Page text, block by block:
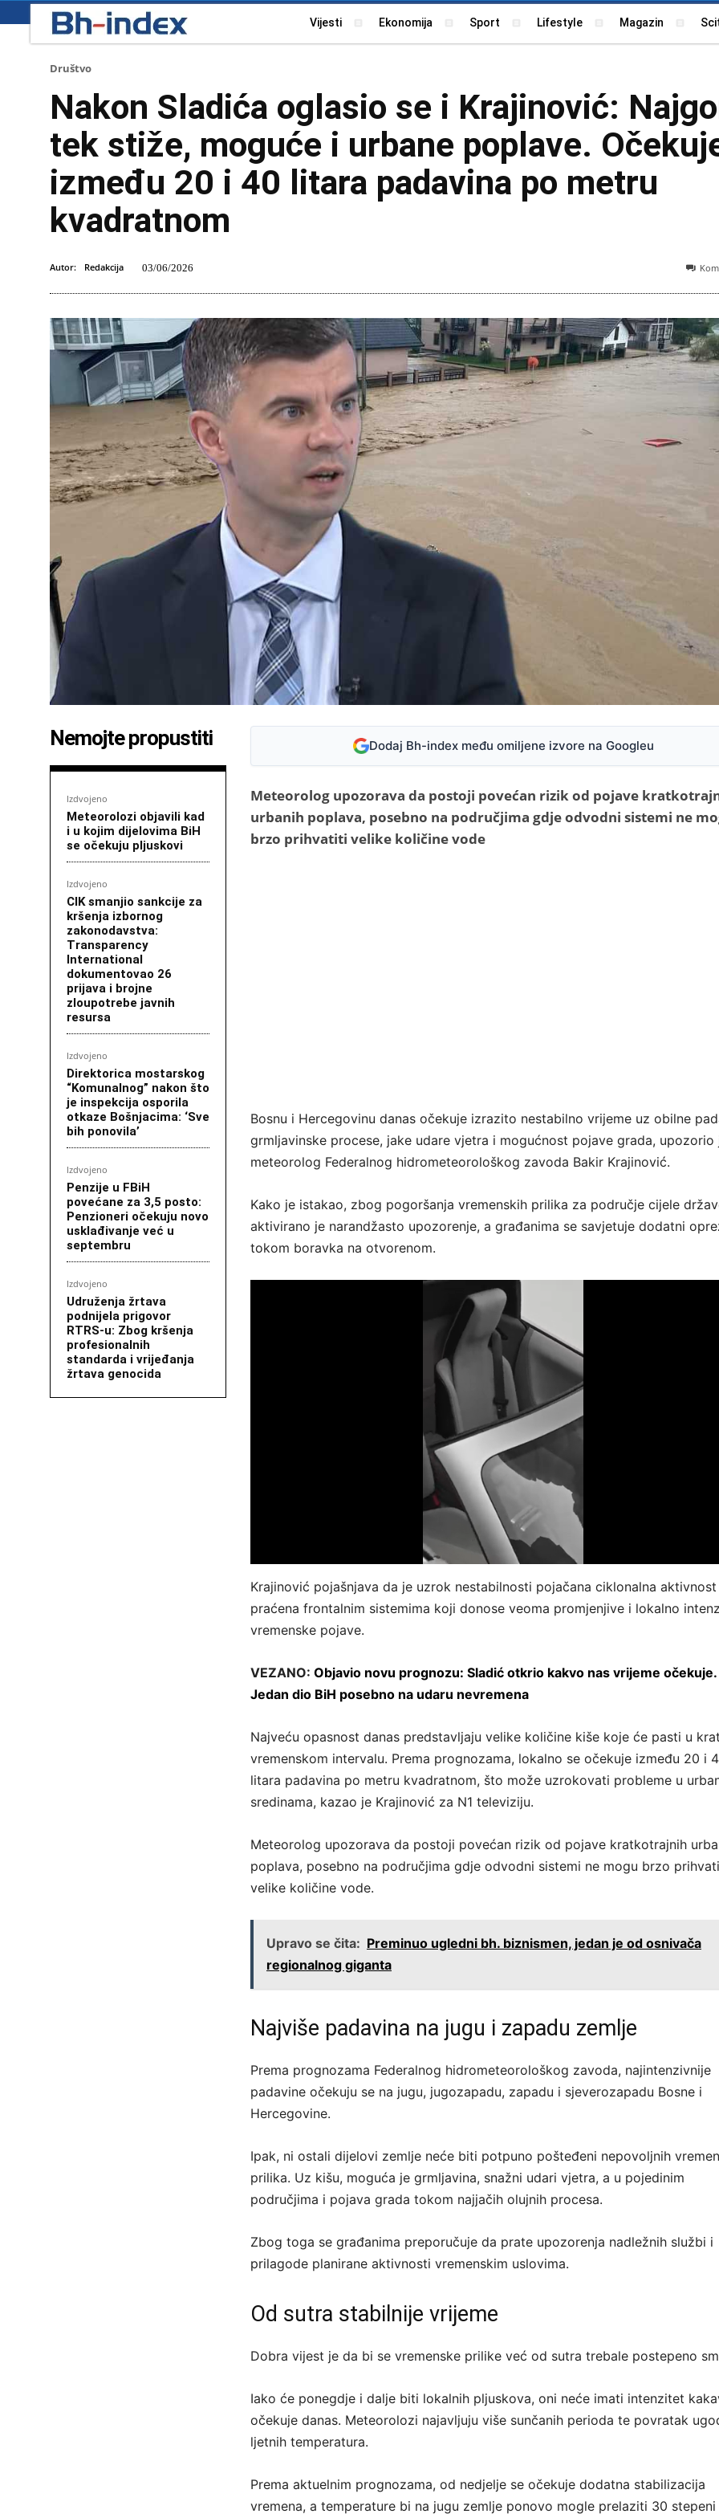
Vijesti Ekonomija Sport Lifestyle Magazin
Društvo
Nakon Sladića oglasio se i Krajinović:
tek stiže, moguće i urbane poplave.
između 20 i 40 litara padavina po metru
kvadratnom
Autor: Redakcija 03/06/2026
Nemojte propustiti
Izdvojeno
Meteorolozi objavili kad
i u kojim dijelovima BiH
se očekuju pljuskovi
Izdvojeno
CIK smanjio sankcije za
kršenja izbornog
zakonodavstva:
Transparency
International
dokumentovao 26
prijava i brojne
zloupotrebe javnih
resursa
Izdvojeno
Direktorica mostarskog
“Komunalnog” nakon što
je inspekcija osporila
otkaze Bošnjacima: ‘Sve
bih ponovila’
Izdvojeno
Penzije u FBiH
povećane za 3,5 posto:
Penzioneri očekuju novo
usklađivanje već u
septembru
Izdvojeno
Udruženja žrtava
podnijela prigovor
RTRS-u: Zbog kršenja
profesionalnih
standarda i vrijeđanja
žrtava genocida
Dodaj Bh-index među omiljene izvore na Googleu
Meteorolog upozorava da postoji povećan rizik od pojave
urbanih poplava, posebno na područjima gdje odvodni sistemi ne
brzo prihvatiti velike količine vode
Bosnu i Hercegovinu danas očekuje izrazito nestabilno vrijeme uz obilne
grmljavinske procese, jake udare vjetra i mogućnost pojave grada, upozorio
meteorolog Federalnog hidrometeorološkog zavoda Bakir Krajinović.
Kako je istakao, zbog pogoršanja vremenskih prilika za područje cijele
aktivirano je narandžasto upozorenje, a građanima se savjetuje dodatni
tokom boravka na otvorenom.
Krajinović pojašnjava da je uzrok nestabilnosti pojačana ciklonalna aktivnost
praćena frontalnim sistemima koji donose veoma promjenjive i lokalno
vremenske pojave.
VEZANO: Objavio novu prognozu: Sladić otkrio kakvo nas vrijeme očekuje.
Jedan dio BiH posebno na udaru nevremena
Najveću opasnost danas predstavljaju velike količine kiše koje će pasti u
vremenskom intervalu. Prema prognozama, lokalno se očekuje između 20 i
litara padavina po metru kvadratnom, što može uzrokovati probleme u
sredinama, kazao je Krajinović za N1 televiziju.
Meteorolog upozorava da postoji povećan rizik od pojave kratkotrajnih
poplava, posebno na područjima gdje odvodni sistemi ne mogu brzo
velike količine vode.
Upravo se čita: Preminuo ugledni bh. biznismen, jedan je od osnivača
regionalnog giganta
Najviše padavina na jugu i zapadu zemlje
Prema prognozama Federalnog hidrometeorološkog zavoda, najintenzivnije
padavine očekuju se na jugu, jugozapadu, zapadu i sjeverozapadu Bosne i
Hercegovine.
Ipak, ni ostali dijelovi zemlje neće biti potpuno pošteđeni nepovoljnih
prilika. Uz kišu, moguća je grmljavina, snažni udari vjetra, a u pojedinim
područjima i pojava grada tokom najjačih olujnih procesa.
Zbog toga se građanima preporučuje da prate upozorenja nadležnih službi i
prilagode planirane aktivnosti vremenskim uslovima.
Od sutra stabilnije vrijeme
Dobra vijest je da bi se vremenske prilike već od sutra trebale postepeno
Iako će ponegdje i dalje biti lokalnih pljuskova, oni neće imati intenzitet
očekuje danas. Meteorolozi najavljuju više sunčanih perioda te povratak
ljetnih temperatura.
Prema aktuelnim prognozama, od nedjelje se očekuje dodatna stabilizacija
vremena, a temperature bi na jugu zemlje ponovo mogle prelaziti 30 stepeni